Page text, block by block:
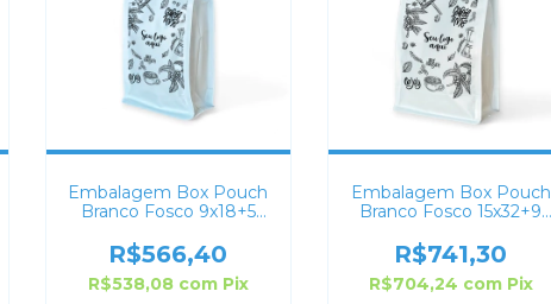
Embalagem Box Pouch
Branco Fosco 9x18+5
R$566,40
R$538,08 com Pix
Embalagem Box Pouch
Branco Fosco 15x32+9
R$741,30
R$704,24 com Pix